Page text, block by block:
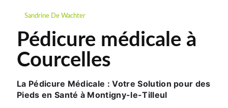
Sandrine De Wachter
Pédicure médicale à
Courcelles
La Pédicure Médicale : Votre Solution pour des
Pieds en Santé à Montigny-le-Tilleul